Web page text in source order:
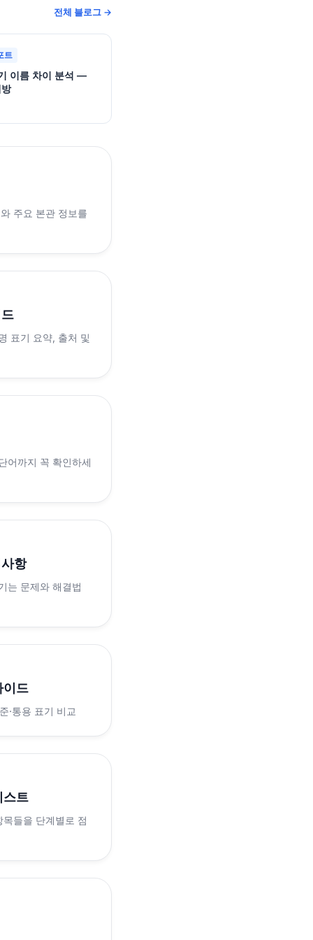
전체 블로그 →
트
이름 차이 분석 —
주요 본관 정보를
표기 요약, 출처 및
어까지 꼭 확인하세
항
는 문제와 해결법
이드
·통용 표기 비교
스트
들을 단계별로 점